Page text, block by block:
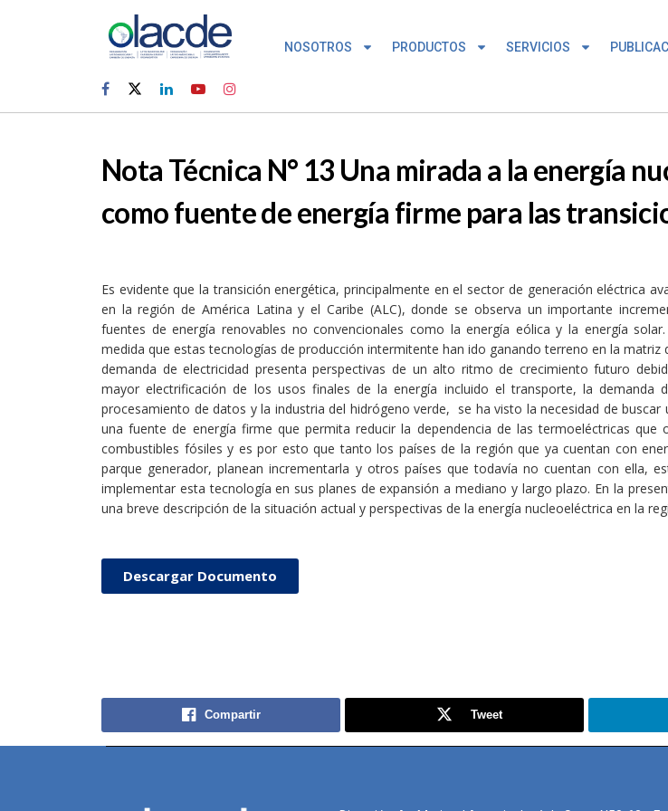
NOSOTROS PRODUCTOS SERVICIOS
Nota Técnica N° 13 Una mirada a la energía
como fuente de energía firme para las
Es evidente que la transición energética, principalmente en el sector de generación eléctrica
en la región de América Latina y el Caribe (ALC), donde se observa un importante
fuentes de energía renovables no convencionales como la energía eólica y la energía
medida que estas tecnologías de producción intermitente han ido ganando terreno en la matriz
demanda de electricidad presenta perspectivas de un alto ritmo de crecimiento futuro
mayor electrificación de los usos finales de la energía incluido el transporte, la demanda
procesamiento de datos y la industria del hidrógeno verde, se ha visto la necesidad de buscar
una fuente de energía firme que permita reducir la dependencia de las termoeléctricas que
combustibles fósiles y es por esto que tanto los países de la región que ya cuentan con
parque generador, planean incrementarla y otros países que todavía no cuentan con ella,
implementar esta tecnología en sus planes de expansión a mediano y largo plazo. En la
una breve descripción de la situación actual y perspectivas de la energía nucleoeléctrica en la
Descargar Documento
Compartir Tweet